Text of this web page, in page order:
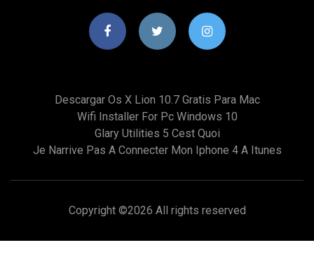
Descargar Os X Lion 10.7 Gratis Para Mac
Wifi Installer For Pc Windows 10
Glary Utilities 5 Cest Quoi
Je Narrive Pas A Connecter Mon Iphone 4 A Itunes
Copyright ©2026 All rights reserved